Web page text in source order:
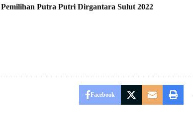
Putra Putri Dirgantara Sulut 2022
Facebook